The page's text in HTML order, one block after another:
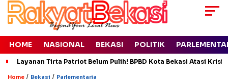
HOME NASIONAL BEKASI POLITIK
Layanan Tirta Patriot Belum Pulih! BPBD Kota Bekasi Atasi
Home / Bekasi / Parlementaria